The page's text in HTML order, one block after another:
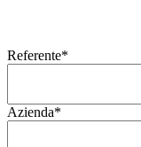
Referente*
Azienda*